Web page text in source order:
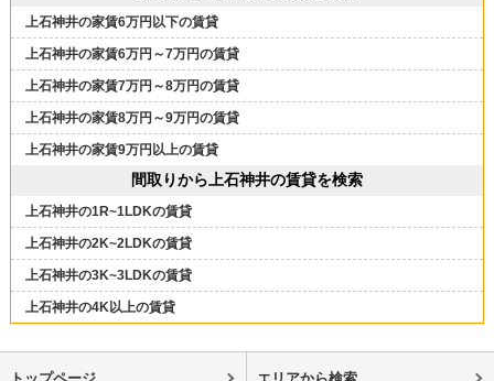
上石神井の家賃6万円以下の賃貸
上石神井の家賃6万円～7万円の賃貸
上石神井の家賃7万円～8万円の賃貸
上石神井の家賃8万円～9万円の賃貸
上石神井の家賃9万円以上の賃貸
間取りから上石神井の賃貸を検索
上石神井の1R~1LDKの賃貸
上石神井の2K~2LDKの賃貸
上石神井の3K~3LDKの賃貸
上石神井の4K以上の賃貸